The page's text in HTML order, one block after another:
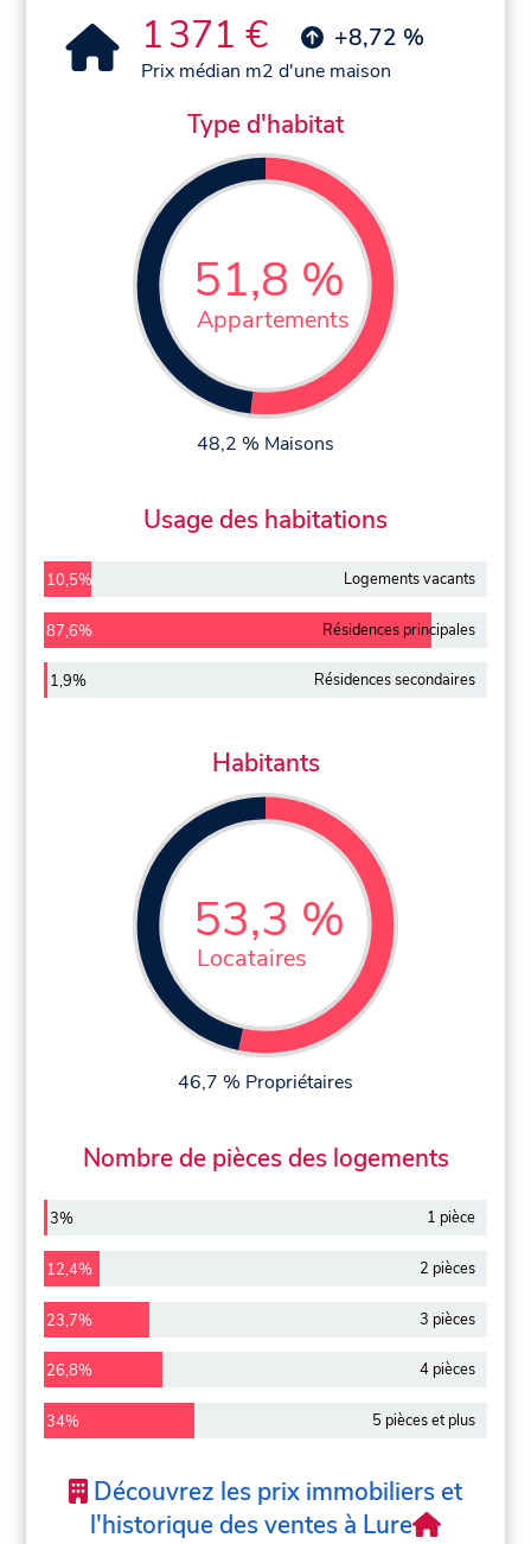
1 371 € +8,72 %
Prix médian m2 d'une maison
Type d'habitat
51,8 %
Appartements
48,2 % Maisons
Usage des habitations
10,5% Logements vacants
87,6% Résidences principales
1,9% Résidences secondaires
Habitants
53,3 %
Locataires
46,7 % Propriétaires
Nombre de pièces des logements
3% 1 pièce
12,4% 2 pièces
23,7% 3 pièces
26,8% 4 pièces
34% 5 pièces et plus
Découvrez les prix immobiliers et
l'historique des ventes à Lure